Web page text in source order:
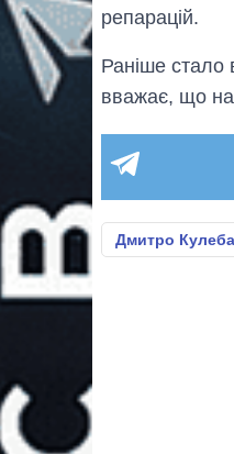
репарацій.
Раніше стало
вважає, що
Дмитро Кулеба